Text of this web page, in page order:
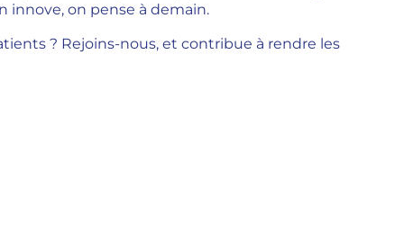
innove, on pense à demain.
? Rejoins-nous, et contribue à rendre les